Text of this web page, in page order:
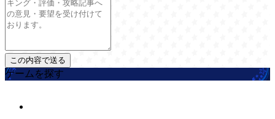
ゲームを探す